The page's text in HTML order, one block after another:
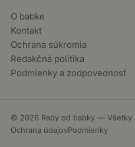
O babke
Kontakt
Ochrana súkromia
Redakčná politika
Podmienky a zodpovednosť
© 2026 Rady od babky — Všetky
Ochrana údajovPodmienky